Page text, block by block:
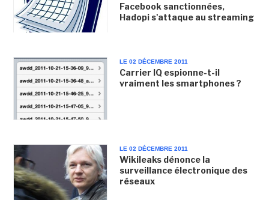
Facebook sanctionnées,
Hadopi s'attaque au streaming
LE 02 DÉCEMBRE 2011
Carrier IQ espionne-t-il
vraiment les smartphones ?
LE 02 DÉCEMBRE 2011
Wikileaks dénonce la
surveillance électronique des
réseaux